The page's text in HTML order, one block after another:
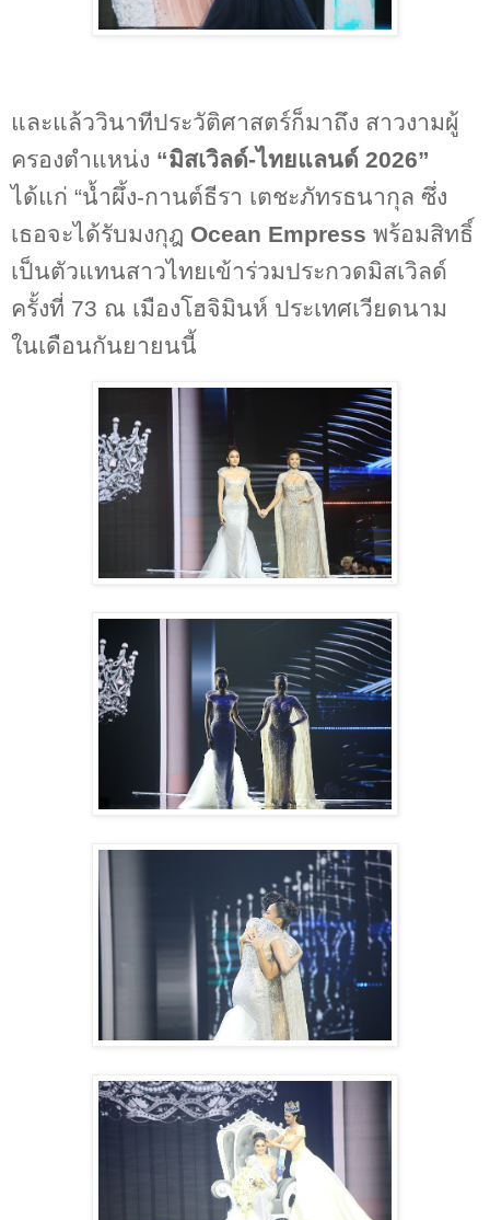
และแล้ววินาทีประวัติศาสตร์ก็มาถึง สาวงามผู้
ครองตำแหน่ง “มิสเวิลด์-ไทยแลนด์ 2026”
ได้แก่ “น้ำผึ้ง-กานต์ธีรา เตชะภัทรธนากุล ซึ่ง
เธอจะได้รับมงกุฎ Ocean Empress พร้อมสิทธิ์
เป็นตัวแทนสาวไทยเข้าร่วมประกวดมิสเวิลด์
ครั้งที่ 73 ณ เมืองโฮจิมินห์ ประเทศเวียดนาม
ในเดือนกันยายนนี้